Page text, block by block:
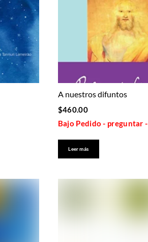
A nuestros difuntos
$460.00
Bajo Pedido - preguntar -
Leer más